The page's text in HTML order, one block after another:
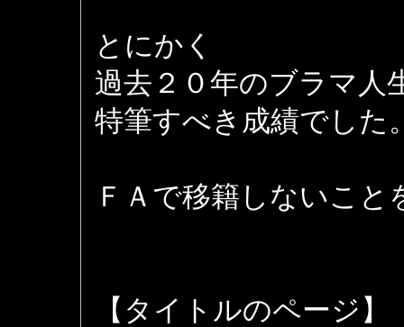
とにかく
過去２０年のブラマ人
特筆すべき成績でした
ＦＡで移籍しないこ
【タイトルのページ】